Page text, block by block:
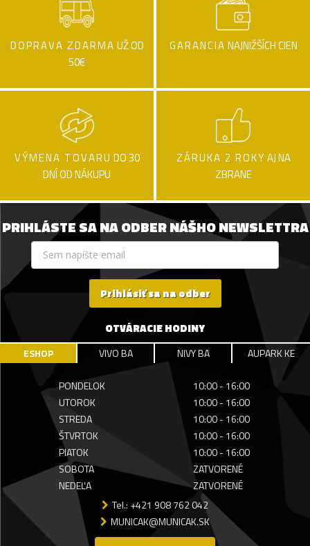
DOPRAVA ZDARMA UŽ OD
50€
GARANCIA NAJNIŽŠÍCH CIEN
VÝMENA TOVARU DO 30
DNÍ OD NÁKUPU
ZÁRUKA 2 ROKY AJ NA
ZBRANE
PRIHLÁSTE SA NA ODBER NÁŠHO NEWSLETTRA
Prihlásiť sa na odber
OTVÁRACIE HODINY
ESHOP VIVO BA NIVY BA AUPARK KE
PONDELOK
10:00 - 16:00
UTOROK
10:00 - 16:00
STREDA
10:00 - 16:00
ŠTVRTOK
10:00 - 16:00
PIATOK
10:00 - 16:00
SOBOTA
ZATVORENÉ
NEDEĽA
ZATVORENÉ
Tel.: +421 908 762 042
MUNICAK@MUNICAK.SK